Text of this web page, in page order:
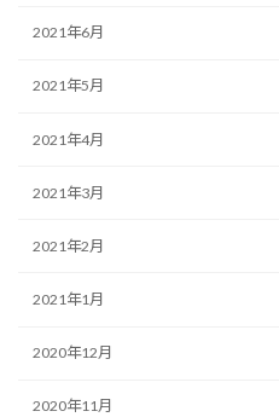
2021年6月
2021年5月
2021年4月
2021年3月
2021年2月
2021年1月
2020年12月
2020年11月